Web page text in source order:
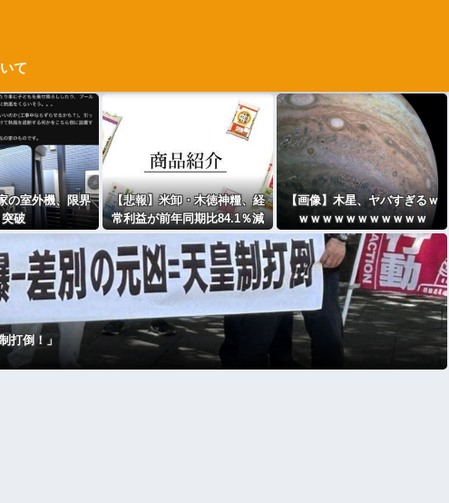
て
の室外機、限界
突破
【悲報】米卸・木徳神糧、経
常利益が前年同期比84.1％減
に
【画像】木星、ヤバすぎるｗ
ｗｗｗｗｗｗｗｗｗｗｗ
打倒！」